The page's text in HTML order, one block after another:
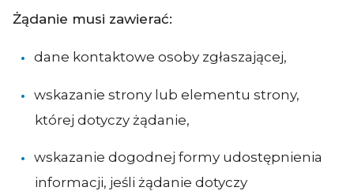
Żądanie musi zawierać:
dane kontaktowe osoby zgłaszającej,
wskazanie strony lub elementu strony,
której dotyczy żądanie,
wskazanie dogodnej formy udostępnienia
informacji, jeśli żądanie dotyczy